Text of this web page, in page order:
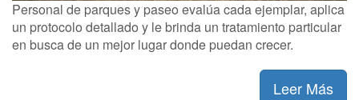
Personal de parques y paseo evalúa cada ejemplar, aplica
un protocolo detallado y le brinda un tratamiento particular
en busca de un mejor lugar donde puedan crecer.
Leer Más